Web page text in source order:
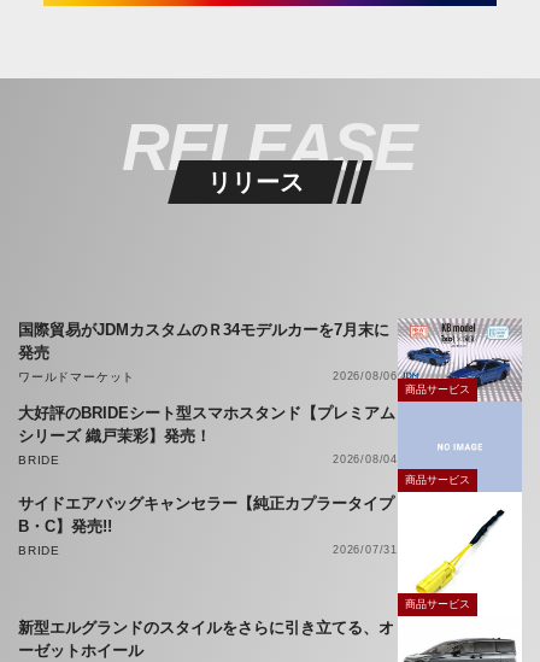
RELEASE
リリース
国際貿易がJDMカスタムのＲ34モデルカーを7月末に
発売
ワールドマーケット
2026/08/06
商品サービス
大好評のBRIDEシート型スマホスタンド【プレミアム
シリーズ 織戸茉彩】発売！
BRIDE
2026/08/04
商品サービス
サイドエアバッグキャンセラー【純正カプラータイプ
B・C】発売!!
BRIDE 2026/07/31
商品サービス
新型エルグランドのスタイルをさらに引き立てる、オ
ーゼットホイール